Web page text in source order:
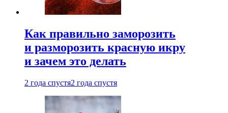
Как правильно заморозить
и разморозить красную икру
и зачем это делать
2 года спустя2 года спустя